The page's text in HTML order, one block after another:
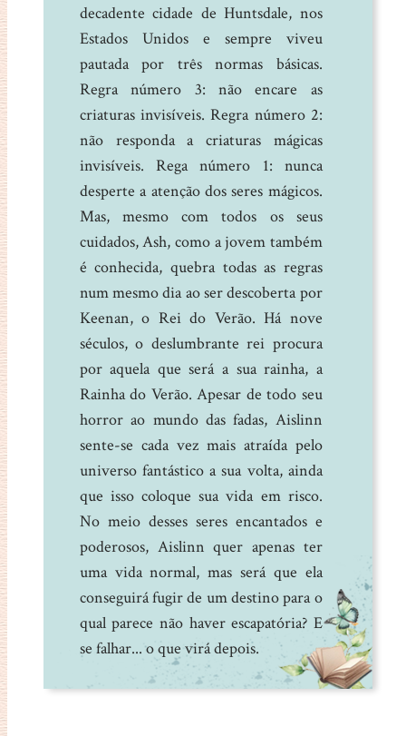
decadente cidade de Huntsdale, nos
Estados Unidos e sempre viveu
pautada por três normas básicas.
Regra número 3: não encare as
criaturas invisíveis. Regra número 2:
não responda a criaturas mágicas
invisíveis. Rega número 1: nunca
desperte a atenção dos seres mágicos.
Mas, mesmo com todos os seus
cuidados, Ash, como a jovem também
é conhecida, quebra todas as regras
num mesmo dia ao ser descoberta por
Keenan, o Rei do Verão. Há nove
séculos, o deslumbrante rei procura
por aquela que será a sua rainha, a
Rainha do Verão. Apesar de todo seu
horror ao mundo das fadas, Aislinn
sente-se cada vez mais atraída pelo
universo fantástico a sua volta, ainda
que isso coloque sua vida em risco.
No meio desses seres encantados e
poderosos, Aislinn quer apenas ter
uma vida normal, mas será que ela
conseguirá fugir de um destino para o
qual parece não haver escapatória? E
se falhar... o que virá depois.